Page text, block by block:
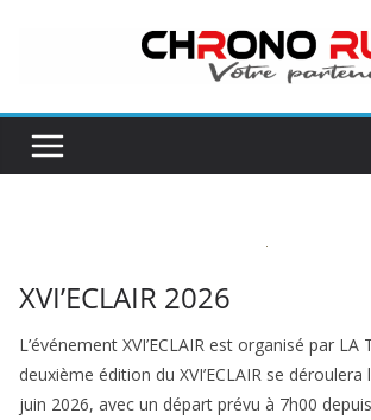
XVI’ECLAIR 2026
L’événement XVI’ECLAIR est organisé par LA
deuxième édition du XVI’ECLAIR se déroulera
juin 2026, avec un départ prévu à 7h00